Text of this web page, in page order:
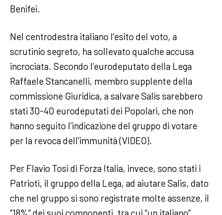
Benifei.
Nel centrodestra italiano l’esito del voto, a
scrutinio segreto, ha sollevato qualche accusa
incrociata. Secondo l’eurodeputato della Lega
Raffaele Stancanelli, membro supplente della
commissione Giuridica, a salvare Salis sarebbero
stati 30-40 eurodeputati dei Popolari, che non
hanno seguito l’indicazione del gruppo di votare
per la revoca dell’immunità (VIDEO).
Per Flavio Tosi di Forza Italia, invece, sono stati i
Patrioti, il gruppo della Lega, ad aiutare Salis, dato
che nel gruppo si sono registrate molte assenze, il
“18%” dei suoi componenti, tra cui “un italiano”,